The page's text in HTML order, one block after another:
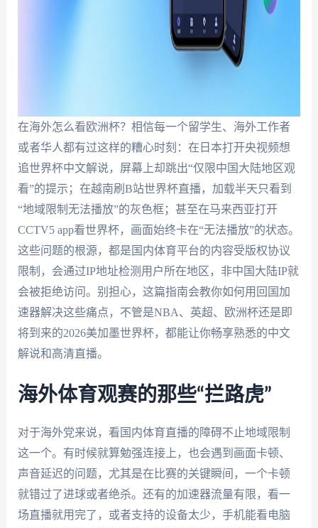
在海外怎么看欧洲杯？相信每一个留学生、海外工作者
或者华人都有过这样的糟心时刻：在日本打开央视频想
追世界杯中文解说，屏幕上却跳出“仅限中国大陆地区观
看”的提示；在越南刷B站世界杯直播，加载半天只看到
“地域限制无法播放”的灰色框；甚至在马来西亚打开
CCTV5 app看世界杯，画面始终卡在“无法播放”的状态。
这些问题的根源，都是国内体育平台的内容受版权协议
限制，会通过IP地址检测用户所在地区，非中国大陆IP就
会被拒绝访问。别担心，这篇指南会教你如何用回国加
速器解决这些痛点，不管是NBA、英超、欧洲杯还是即
将到来的2026美加墨世界杯，都能让你畅享熟悉的中文
解说和高清直播。
海外体育观赛的那些“拦路虎”
对于海外党来说，看国内体育直播的障碍不止地域限制
这一个。有时候就算勉强连接上，也会遇到画面卡顿、
声音延迟的问题，尤其是在比赛的关键瞬间，一个卡顿
就错过了进球或者绝杀。还有的加速器流量有限，看一
场直播就用完了，或者支持的设备太少，手机能看电脑